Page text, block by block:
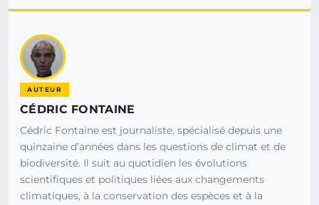
AUTEUR
CÉDRIC FONTAINE
Cédric Fontaine est journaliste, spécialisé depuis une
quinzaine d’années dans les questions de climat et de
biodiversité. Il suit au quotidien les évolutions
scientifiques et politiques liées aux changements
climatiques, à la conservation des espèces et à la